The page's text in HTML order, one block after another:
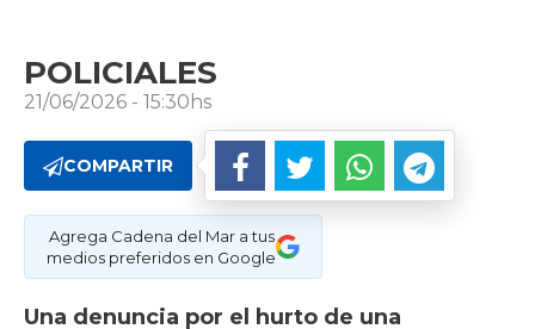
POLICIALES
21/06/2026 - 15:30hs
COMPARTIR
Agrega Cadena del Mar a tus
medios preferidos en Google
Una denuncia por el hurto de una